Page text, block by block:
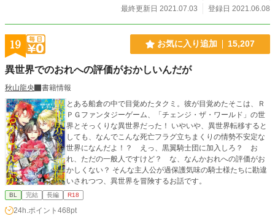
最終更新日 2021.07.03
登録日 2021.06.08
19 お気に入り追加 15,207
異世界でのおれへの評価がおかしいんだが
秋山龍央
書籍情報
とある船倉の中で目覚めたタクミ。彼が目覚めたそこは、Ｒ
ＰＧファンタジーゲーム、「チェンジ・ザ・ワールド」の世
界とそっくりな異世界だった！ いやいや、異世界転移すると
しても、なんでこんな死亡フラグ立ちまくりの情勢不安定な
世界になんだよ！？ えっ、黒翼騎士団に加入しろ？ お
れ、ただの一般人ですけど？ な、なんかおれへの評価がお
かしくない？ そんな主人公が過保護気味の騎士様たちに勘違
いされつつ、異世界を冒険するお話です。
BL 完結 長編 R18
24h.ポイント 468pt